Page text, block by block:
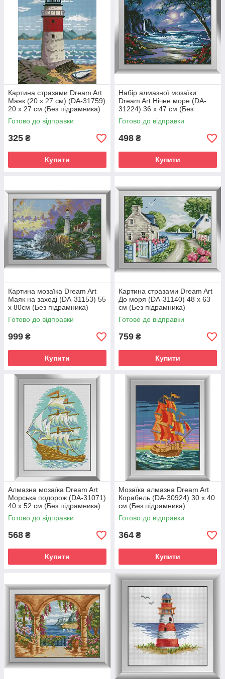
Картина стразами Dream Art
Маяк (20 х 27 см) (DA-31759)
20 х 27 см (Без підрамника)
Готово до відправки
325 ₴
Купити
Набір алмазної мозаїки
Dream Art Нічне море (DA-
31224) 36 x 47 см (Без
підрамника)
Готово до відправки
498 ₴
Купити
Картина мозаїка Dream Art
Маяк на заході (DA-31153) 55
x 80см (Без підрамника)
Готово до відправки
999 ₴
Купити
Картина стразами Dream Art
До моря (DA-31140) 48 x 63
см (Без підрамника)
Готово до відправки
759 ₴
Купити
Алмазна мозаїка Dream Art
Морська подорож (DA-31071)
40 x 52 см (Без підрамника)
Готово до відправки
568 ₴
Купити
Мозаїка алмазна Dream Art
Корабель (DA-30924) 30 x 40
см (Без підрамника)
Готово до відправки
364 ₴
Купити